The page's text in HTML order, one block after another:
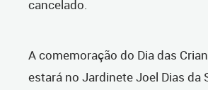
cancelado.
A comemoração do Dia das
estará no Jardinete Joel Dias da